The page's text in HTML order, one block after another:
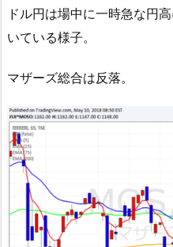
ドル円は場中に一時急な円
いている様子。
マザーズ総合は反落。